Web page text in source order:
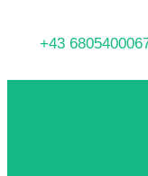
saturu
+43